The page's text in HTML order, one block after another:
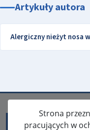
Artykuły autora
Alergiczny nieżyt nosa
Strona
pracujących w